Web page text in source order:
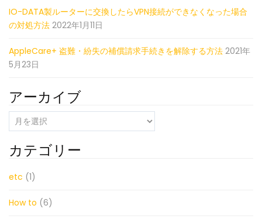
IO-DATA製ルーターに交換したらVPN接続ができなくなった場合
の対処方法 2022年1月11日
AppleCare+ 盗難・紛失の補償請求手続きを解除する方法 2021年
5月23日
アーカイブ
ー
カ
イ
カテゴリー
etc (1)
How to (6)